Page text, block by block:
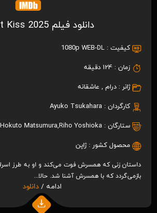
دانلود فیلم 1st Kiss 2025
کیفیت : 1080p WEB-DL
زمان : 124 دقیقه
ژانر : درام , عاشقانه
کارگردان : Ayuko Tsukahara
ستارگان : Hokuto Matsumura,Riho Yoshioka
محصول کشور : ژاپن
داستان زنی که همسرش فوت می‌کند و او به طرز
بازمی‌گردد که با همسرش آشنا شد. حالا...
ادامه / دانلود